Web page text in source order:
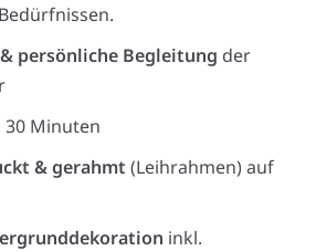
persönliche Begleitung der
30 Minuten
& gerahmt (Leihrahmen) auf
inkl.